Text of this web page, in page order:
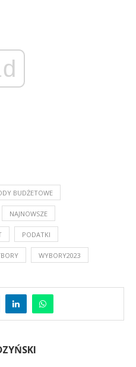
BUDŻETOWE
NAJNOWSZE
PODATKI
WYBORY2023